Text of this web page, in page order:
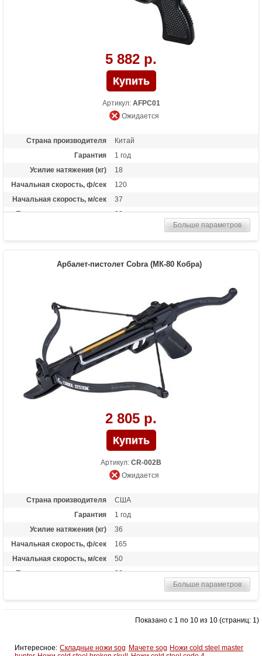
5 882 р.
Артикул: AFPC01
Ожидается
Страна производителя
Китай
Гарантия
1 год
Усилие натяжения (кг)
18
Начальная скорость, ф/сек
120
Начальная скорость, м/сек
37
Прицельная дальность, м
20
Стандарт стрел (дюймы)
6
Развлечение
Особенности
Стреляет шариками, катушка крепится
на передний винт к арбалету
Больше параметров
Арбалет-пистолет Cobra (МК-80 Кобра)
2 805 р.
Артикул: CR-002B
Ожидается
Страна производителя
США
Гарантия
1 год
Усилие натяжения (кг)
36
Начальная скорость, ф/сек
165
Начальная скорость, м/сек
50
Прицельная дальность, м
20
14 дюймов (35,6 см)
Масса (кг)
0.9
Развлечение
Больше параметров
Показано с 1 по 10 из 10 (страниц: 1)
Интересное: Складные ножи sog Мачете sog Ножи cold steel master